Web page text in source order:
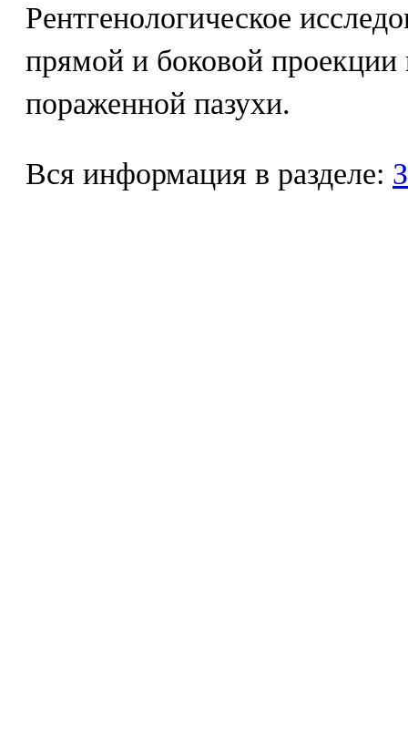
Рентгенологическое
прямой и боковой проекции
пораженной пазухи.
Вся информация в разделе: